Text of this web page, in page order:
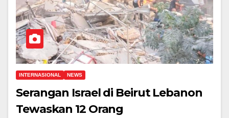
INTERNASIONAL NEWS
Serangan Israel di Beirut Lebanon
Tewaskan 12 Orang